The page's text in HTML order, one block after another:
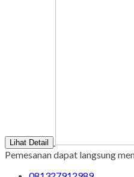
Lihat Detail
Pemesanan dapat langsung